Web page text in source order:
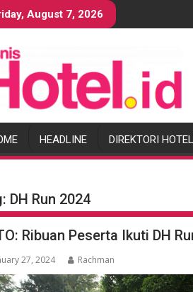
August 7, 2026
HEADLINE DIREKTORI HOTEL
DH Run 2024
Ribuan Peserta Ikuti DH
27, 2024 Rachman